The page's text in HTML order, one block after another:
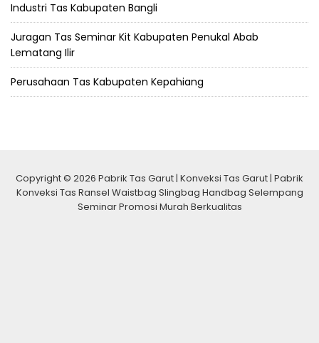
Industri Tas Kabupaten Bangli
Juragan Tas Seminar Kit Kabupaten Penukal Abab
Lematang Ilir
Perusahaan Tas Kabupaten Kepahiang
Copyright © 2026 Pabrik Tas Garut | Konveksi Tas Garut | Pabrik
Konveksi Tas Ransel Waistbag Slingbag Handbag Selempang
Seminar Promosi Murah Berkualitas